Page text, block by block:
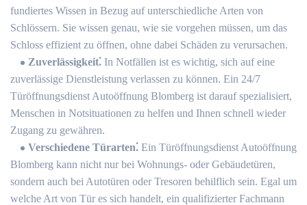
fundiertes Wissen in Bezug auf unterschiedliche Arten von
Schlössern.​ Sie wissen genau, wie sie vorgehen müssen, um das
Schloss effizient zu öffnen, ohne dabei Schäden zu verursachen.​
Zuverlässigkeit⁚ In Notfällen ist es wichtig, sich auf eine
zuverlässige Dienstleistung verlassen zu können.​ Ein 24/7
Türöffnungsdienst Autoöffnung Blomberg ist darauf spezialisiert,
Menschen in Notsituationen zu helfen und Ihnen schnell wieder
Zugang zu gewähren.​
Verschiedene Türarten⁚ Ein Türöffnungsdienst Autoöffnung
Blomberg kann nicht nur bei Wohnungs- oder Gebäudetüren,
sondern auch bei Autotüren oder Tresoren behilflich sein.​ Egal um
welche Art von Tür es sich handelt, ein qualifizierter Fachmann